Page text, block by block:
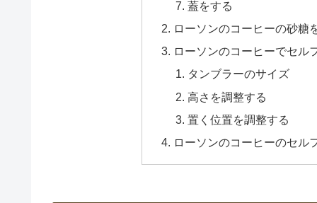
蓋をする
ローソンのコーヒーの砂糖
ローソンのコーヒーでセル
タンブラーのサイズ
高さを調整する
置く位置を調整する
ローソンのコーヒーのセル